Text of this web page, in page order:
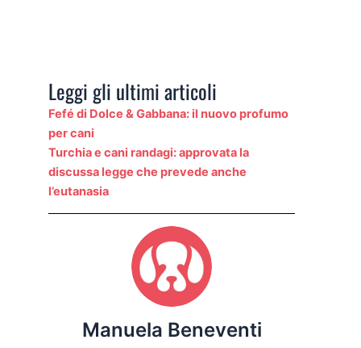
Leggi gli ultimi articoli
Fefé di Dolce & Gabbana: il nuovo profumo
per cani
Turchia e cani randagi: approvata la
discussa legge che prevede anche
l’eutanasia
Manuela Beneventi